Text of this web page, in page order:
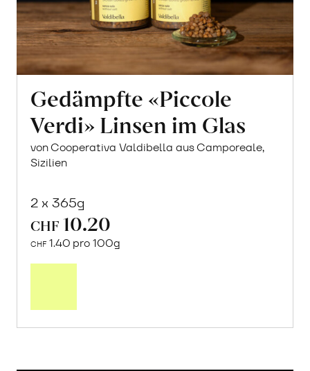
Gedämpfte «Piccole
Verdi» Linsen im Glas
von Cooperativa Valdibella aus Camporeale,
Sizilien
2 x 365g
CHF 10.20
CHF 1.40 pro 100g